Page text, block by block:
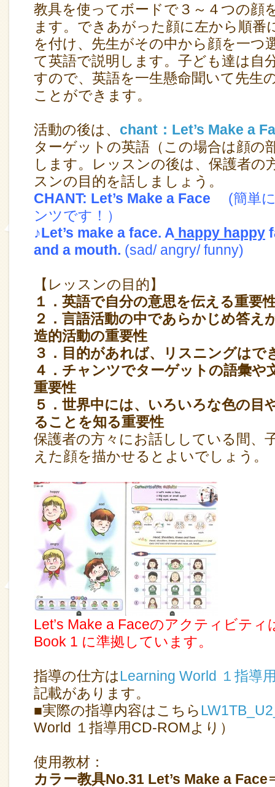
教具を使ってボードで３～４つの顔
ます。できあがった顔に左から順番
を付け、先生がその中から顔を一つ
て英語で説明します。子ども達は自
すので、英語を一生懸命聞いて先生
ことができます。
活動の後は、 chant：Let’s Make a
ターゲットの英語（この場合は顔の
します。レッスンの後は、保護者の
スンの目的を話しましょう。
CHANT: Let’s Make a Face (簡単に
ンツです！）
♪Let’s make a face. A happy happy
and a mouth. (sad/ angry/ funny)
【レッスンの目的】
１．英語で自分の意思を伝える重要
２．言語活動の中であらかじめ答え
造的活動の重要性
３．目的があれば、リスニングはで
４．チャンツでターゲットの語彙や
重要性
５．世界中には、いろいろな色の目
ることを知る重要性
保護者の方々にお話ししている間、
えた顔を描かせるとよいでしょう。
Let’s Make a Faceのアクティビティ
Book 1 に準拠しています。
指導の仕方はLearning World １指導
記載があります。
■実際の指導内容はこちら
World １指導用CD-ROMより）
使用教材：
カラー教具No.31 Let’s Make a